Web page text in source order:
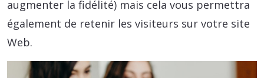
augmenter la fidélité) mais cela vous permettra
également de retenir les visiteurs sur votre site
Web.